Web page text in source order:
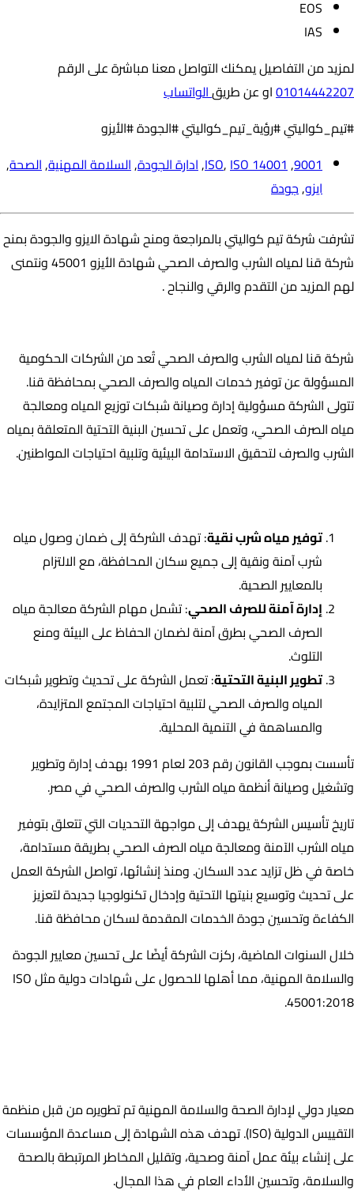
EOS
IAS
لمزيد من التفاصيل يمكنك التواصل معنا مباشرة على الرقم
01014442207او عن طريقالواتساب
#تيم_كواليتي #رؤية_تيم_كواليتي #الجودة #الأيزو
9001
,
ISO,ISO 14001
,ادارة الجودة,السلامة المهنية,الصحة,
ايزو,جودة
تشرفت شركة تيم كواليتي بالمراجعة ومنح شهادة الايزو والجودة بمنح
شركة قنا لمياه الشرب والصرف الصحي شهادة الأيزو 45001 ونتمنى
لهم المزيد من التقدم والرقي والنجاح .
شركة قنا لمياه الشرب والصرف الصحي تُعد من الشركات الحكومية
المسؤولة عن توفير خدمات المياه والصرف الصحي بمحافظة قنا.
تتولى الشركة مسؤولية إدارة وصيانة شبكات توزيع المياه ومعالجة
مياه الصرف الصحي، وتعمل على تحسين البنية التحتية المتعلقة بمياه
الشرب والصرف لتحقيق الاستدامة البيئية وتلبية احتياجات المواطنين.
توفير مياه شرب نقية: تهدف الشركة إلى ضمان وصول مياه
شرب آمنة ونقية إلى جميع سكان المحافظة، مع الالتزام
بالمعايير الصحية.
إدارة آمنة للصرف الصحي: تشمل مهام الشركة معالجة مياه
الصرف الصحي بطرق آمنة لضمان الحفاظ على البيئة ومنع
التلوث.
تطوير البنية التحتية: تعمل الشركة على تحديث وتطوير شبكات
المياه والصرف الصحي لتلبية احتياجات المجتمع المتزايدة،
والمساهمة في التنمية المحلية.
تأسست بموجب القانون رقم 203 لعام 1991 بهدف إدارة وتطوير
وتشغيل وصيانة أنظمة مياه الشرب والصرف الصحي في مصر.
تاريخ تأسيس الشركة يهدف إلى مواجهة التحديات التي تتعلق بتوفير
مياه الشرب الآمنة ومعالجة مياه الصرف الصحي بطريقة مستدامة،
خاصة في ظل تزايد عدد السكان. ومنذ إنشائها، تواصل الشركة العمل
على تحديث وتوسيع بنيتها التحتية وإدخال تكنولوجيا جديدة لتعزيز
الكفاءة وتحسين جودة الخدمات المقدمة لسكان محافظة قنا.
خلال السنوات الماضية، ركزت الشركة أيضًا على تحسين معايير الجودة
والسلامة المهنية، مما أهلها للحصول على شهادات دولية مثل ISO
45001:2018.
معيار دولي لإدارة الصحة والسلامة المهنية تم تطويره من قبل منظمة
التقييس الدولية (ISO). تهدف هذه الشهادة إلى مساعدة المؤسسات
على إنشاء بيئة عمل آمنة وصحية، وتقليل المخاطر المرتبطة بالصحة
والسلامة، وتحسين الأداء العام في هذا المجال.